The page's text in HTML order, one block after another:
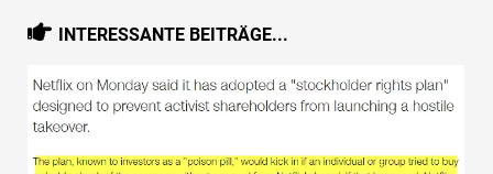
INTERESSANTE BEITRÄGE...